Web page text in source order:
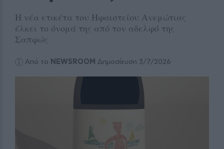
Η νέα ετικέτα του Ηφαιστείου Ανεμώτιας
έλκει το όνομά της από τον αδελφό της
Σαπφώς
Από το NEWSROOM Δημοσίευση 3/7/2026